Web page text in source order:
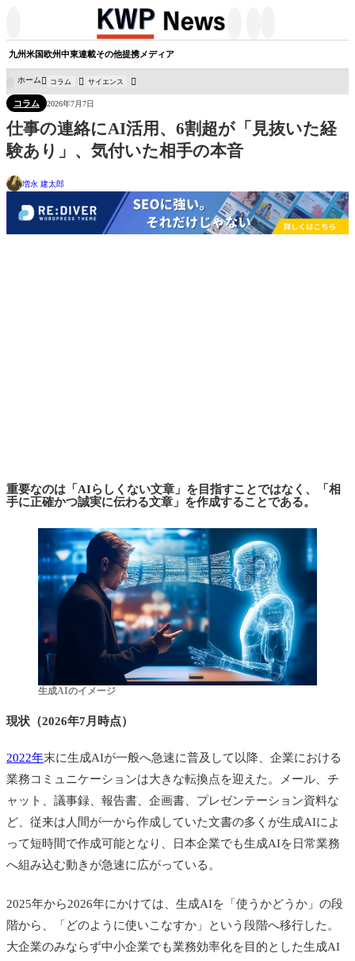
九州米国欧州中東連載その他提携メディア
ホーム コラム サイエンス
コラム 2026年7月7日
仕事の連絡にAI活用、6割超が「見抜いた経
験あり」、気付いた相手の本音
増永 建太郎
重要なのは「AIらしくない文章」を目指すことではなく、「相
手に正確かつ誠実に伝わる文章」を作成することである。
生成AIのイメージ
現状（2026年7月時点）
2022年末に生成AIが一般へ急速に普及して以降、企業における
業務コミュニケーションは大きな転換点を迎えた。メール、チ
ャット、議事録、報告書、企画書、プレゼンテーション資料な
ど、従来は人間が一から作成していた文書の多くが生成AIによ
って短時間で作成可能となり、日本企業でも生成AIを日常業務
へ組み込む動きが急速に広がっている。
2025年から2026年にかけては、生成AIを「使うかどうか」の段
階から、「どのように使いこなすか」という段階へ移行した。
大企業のみならず中小企業でも業務効率化を目的とした生成AI